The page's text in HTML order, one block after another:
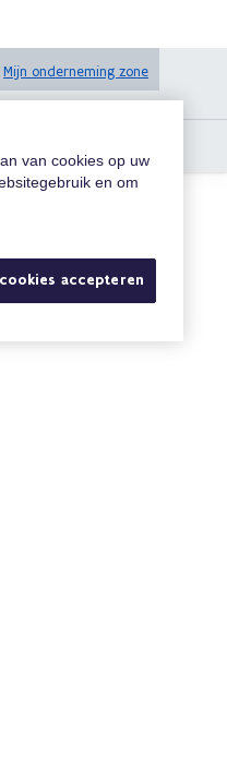
Mijn onderneming zone
van cookies op uw
en om
accepteren